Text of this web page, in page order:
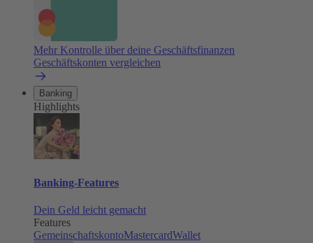
Mehr Kontrolle über deine Geschäftsfinanzen
Geschäftskonten vergleichen
Banking
Highlights
Banking-Features
Dein Geld leicht gemacht
Features
GemeinschaftskontoMastercardWallet